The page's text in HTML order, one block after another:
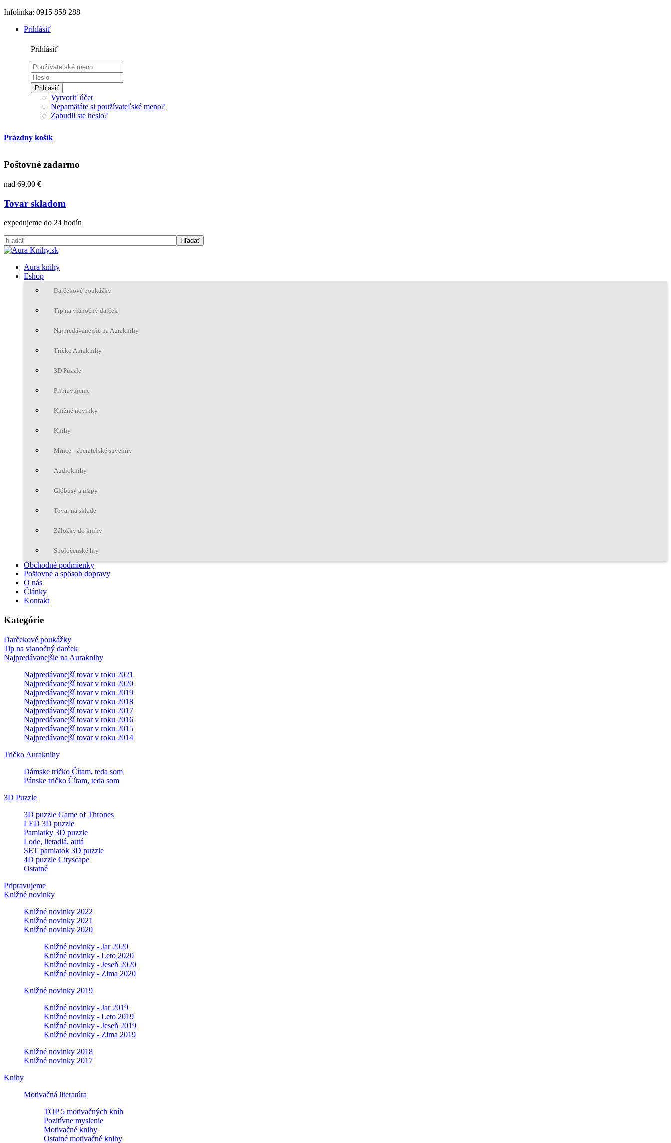
Infolinka: 0915 858 288
Prihlásiť
Prihlásiť
Prihlásiť
Vytvoriť účet
Nepamätáte si používateľské meno?
Zabudli ste heslo?
Prázdny košík
Poštovné zadarmo
nad 69,00 €
Tovar skladom
expedujeme do 24 hodín
Aura knihy
Eshop
Darčekové poukážky
Tip na vianočný darček
Najpredávanejšie na Auraknihy
Tričko Auraknihy
3D Puzzle
Pripravujeme
Knižné novinky
Knihy
Mince - zberateľské suveníry
Audioknihy
Glóbusy a mapy
Tovar na sklade
Záložky do knihy
Spoločenské hry
Obchodné podmienky
Poštovné a spôsob dopravy
O nás
Články
Kontakt
Kategórie
Darčekové poukážky
Tip na vianočný darček
Najpredávanejšie na Auraknihy
Najpredávanejší tovar v roku 2021
Najpredávanejší tovar v roku 2020
Najpredávanejší tovar v roku 2019
Najpredávanejší tovar v roku 2018
Najpredávanejší tovar v roku 2017
Najpredávanejší tovar v roku 2016
Najpredávanejší tovar v roku 2015
Najpredávanejší tovar v roku 2014
Tričko Auraknihy
Dámske tričko Čítam, teda som
Pánske tričko Čítam, teda som
3D Puzzle
3D puzzle Game of Thrones
LED 3D puzzle
Pamiatky 3D puzzle
Lode, lietadlá, autá
SET pamiatok 3D puzzle
4D puzzle Cityscape
Ostatné
Pripravujeme
Knižné novinky
Knižné novinky 2022
Knižné novinky 2021
Knižné novinky 2020
Knižné novinky - Jar 2020
Knižné novinky - Leto 2020
Knižné novinky - Jeseň 2020
Knižné novinky - Zima 2020
Knižné novinky 2019
Knižné novinky - Jar 2019
Knižné novinky - Leto 2019
Knižné novinky - Jeseň 2019
Knižné novinky - Zima 2019
Knižné novinky 2018
Knižné novinky 2017
Knihy
Motivačná literatúra
TOP 5 motivačných kníh
Pozitívne myslenie
Motivačné knihy
Ostatné motivačné knihy